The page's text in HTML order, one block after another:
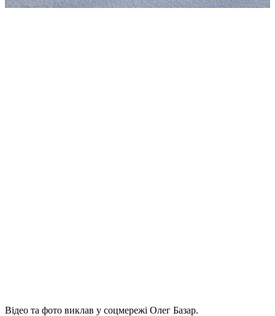
Відео та фото виклав у соцмережі Олег Базар.